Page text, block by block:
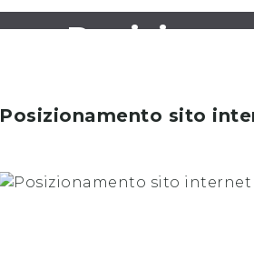
Posizionamento sito